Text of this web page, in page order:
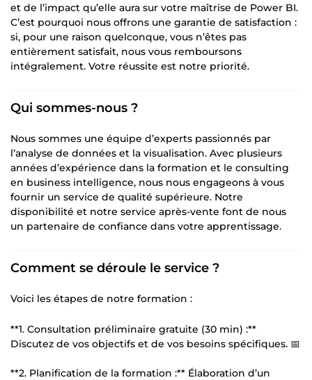
et de l’impact qu’elle aura sur votre maîtrise de Power BI.
C’est pourquoi nous offrons une garantie de satisfaction :
si, pour une raison quelconque, vous n’êtes pas
entièrement satisfait, nous vous remboursons
intégralement. Votre réussite est notre priorité.
Qui sommes-nous ?
Nous sommes une équipe d’experts passionnés par
l’analyse de données et la visualisation. Avec plusieurs
années d’expérience dans la formation et le consulting
en business intelligence, nous nous engageons à vous
fournir un service de qualité supérieure. Notre
disponibilité et notre service après-vente font de nous
un partenaire de confiance dans votre apprentissage.
Comment se déroule le service ?
Voici les étapes de notre formation :
**1. Consultation préliminaire gratuite (30 min) :**
Discutez de vos objectifs et de vos besoins spécifiques. 📅
**2. Planification de la formation :** Élaboration d’un